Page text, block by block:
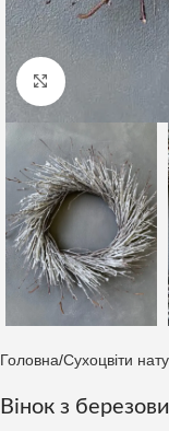
Клацніть, щоб
Головна Сухоцвіти
Вінок з